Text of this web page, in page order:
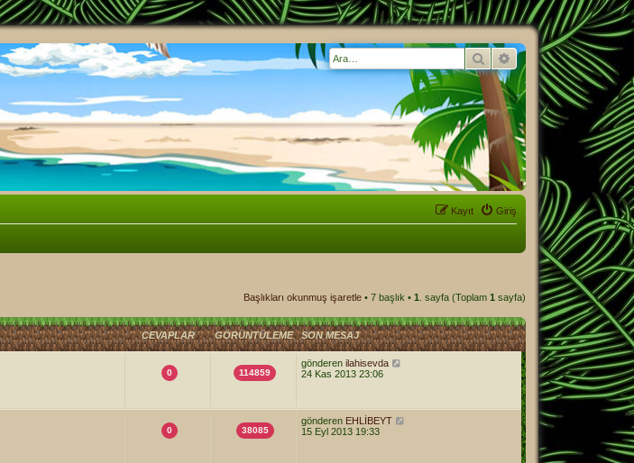
Ara Gelişmiş arama
Giriş
Kayıt
Başlıkları okunmuş işaretle • 7 başlık • 1 . sayfa (Toplam 1 sayfa)
CEVAPLAR GÖRÜNTÜLEME SON MESAJ
0 114859
gönderen ilahisevda
24 Kas 2013 23:06
0 38085
gönderen EHLİBEYT
15 Eyl 2013 19:33